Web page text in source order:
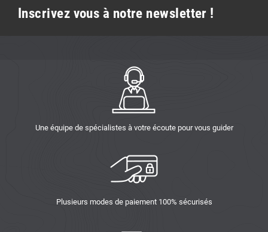
Inscrivez vous à notre newsletter !
Une équipe de spécialistes à votre écoute pour vous guider
Plusieurs modes de paiement 100% sécurisés